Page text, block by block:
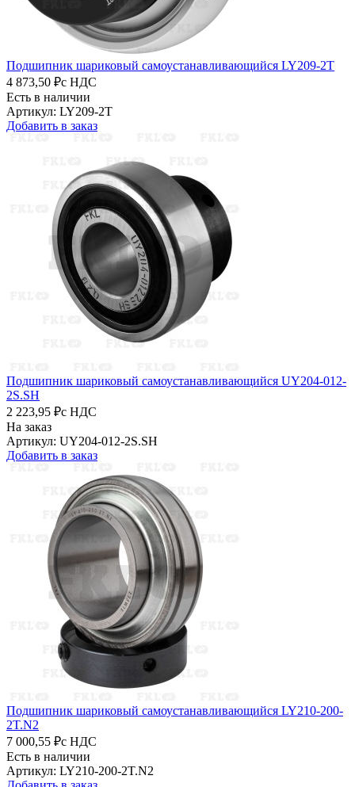
Подшипник шариковый самоустанавливающийся LY209-2T
4 873,50 ₽с НДС
Есть в наличии
Артикул: LY209-2T
Добавить в заказ
Подшипник шариковый самоустанавливающийся UY204-012-
2S.SH
2 223,95 ₽с НДС
На заказ
Артикул: UY204-012-2S.SH
Добавить в заказ
Подшипник шариковый самоустанавливающийся LY210-200-
2T.N2
7 000,55 ₽с НДС
Есть в наличии
Артикул: LY210-200-2T.N2